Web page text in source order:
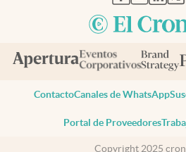
ContactoCanales de WhatsApp
Portal de Proveedores
Copyright 2025